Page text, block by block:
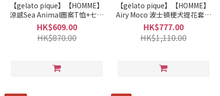
【gelato pique】【HOMME】
涼感Sea Animal圖案T恤+七分
褲套裝 PMCT262372
HK$609.00
HK$870.00
【gelato pique】【HOMME】
Airy Moco 波士頓梗犬提花套頭
衫及半褲套裝 PHNT262961
HK$777.00
HK$1,110.00